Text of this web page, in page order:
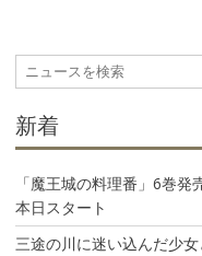
シ
ョ
新着
「魔王城の料理番」6巻
本日スタート
三途の川に迷い込んだ少